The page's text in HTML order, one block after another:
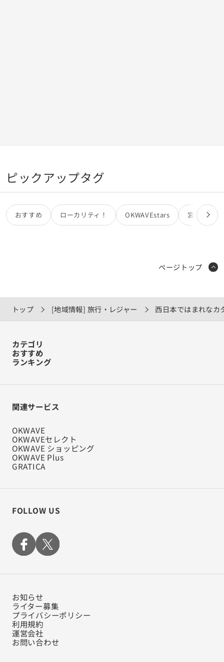
ピックアップタグ
おすすめ ローカリティ！ OKWAVEstars 宮田カオリ
トップ [地域情報] 旅行・レジャー 西日本ではまれなカ
ページトップ
カテゴリ
おすすめ
ランキング
関連サービス
OKWAVE
OKWAVEセレクト
OKWAVE ショッピング
OKWAVE Plus
GRATICA
FOLLOW US
お知らせ
ライター募集
プライバシーポリシー
利用規約
運営会社
お問い合わせ